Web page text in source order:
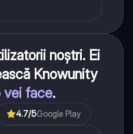
noștri. Ei
Knowunity
vei face.
4.7/5Google Play